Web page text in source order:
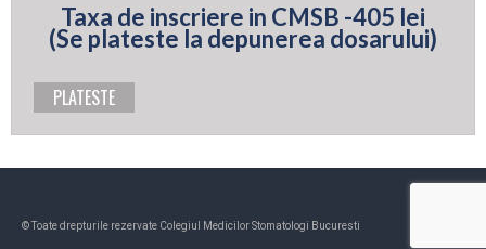
Taxa de inscriere in CMSB -405 lei
(Se plateste la depunerea dosarului)
PLATESTE
© Toate drepturile rezervate Colegiul Medicilor Stomatologi Bucuresti